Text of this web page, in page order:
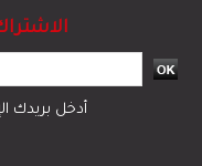
أدخل بريدك